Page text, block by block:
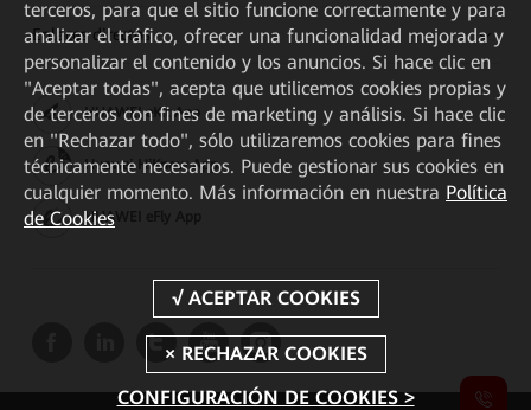
Enlaces directos
HUAWEI eKit App
Huawei HiKnow App
HUAWEI eFly App
terceros, para que el sitio funcione correctamente y para
analizar el tráfico, ofrecer una funcionalidad mejorada y
personalizar el contenido y los anuncios. Si hace clic en
"Aceptar todas", acepta que utilicemos cookies propias y
de terceros con fines de marketing y análisis. Si hace clic
en "Rechazar todo", sólo utilizaremos cookies para fines
técnicamente necesarios. Puede gestionar sus cookies en
cualquier momento. Más información en nuestra Política
de Cookies
CONFIGURACIÓN DE COOKIES >